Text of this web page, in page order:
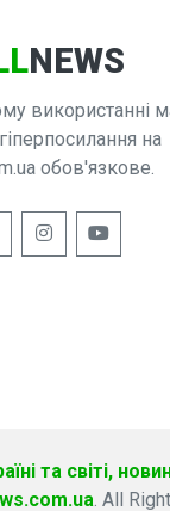
NEWS
використанні
на
обов'язкове.
та світі,
. All